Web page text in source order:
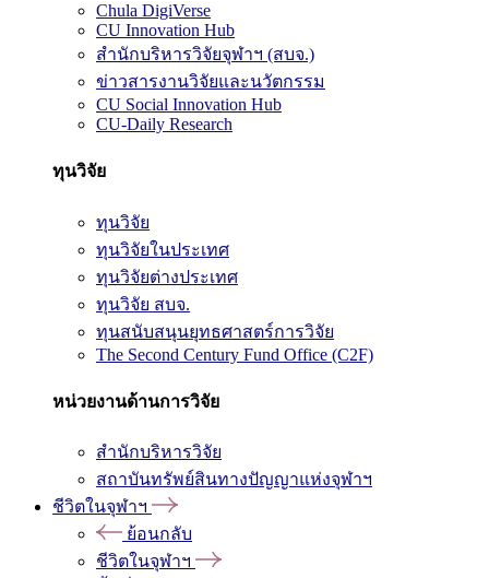
Chula DigiVerse
CU Innovation Hub
สำนักบริหารวิจัยจุฬาฯ (สบจ.)
ข่าวสารงานวิจัยและนวัตกรรม
CU Social Innovation Hub
CU-Daily Research
ทุนวิจัย
ทุนวิจัย
ทุนวิจัยในประเทศ
ทุนวิจัยต่างประเทศ
ทุนวิจัย สบจ.
ทุนสนับสนุนยุทธศาสตร์การวิจัย
The Second Century Fund Office (C2F)
หน่วยงานด้านการวิจัย
สำนักบริหารวิจัย
สถาบันทรัพย์สินทางปัญญาแห่งจุฬาฯ
ชีวิตในจุฬาฯ
ย้อนกลับ
ชีวิตในจุฬาฯ